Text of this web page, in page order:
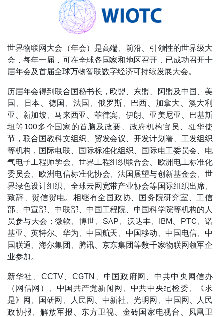
世界物联网大会（年会）是高端、前沿、引领性的世界级大
会，每年一届，可在全球各国家和地区召开，已成功召开十
届年会及首届全球万物智联数字经济可持续发展大会。
历届年会得到联合国秘书长，欧盟、东盟、阿盟及中国、美
国、日本、德国、法国、俄罗斯、巴西、加拿大、澳大利
亚、新加坡、马来西亚、菲律宾、伊朗、亚美尼亚、巴基斯
坦等100多个国家的首脑及政要、政府机构官员、驻华使
节，联合国教科文组织、贸发会议、开发计划署、工发组织
等机构，国际电联、国际标准化组织、国际电工委员会、电
气电子工程师学会、世界工程组织联合会、欧洲电工标准化
委员会、欧洲电信标准化协会、法国展望与创新基金会、世
界绿色设计组织、全球云网宽带产业协会等国际组织出席、
致辞、贺信贺电。相继有全国政协、国务院研究室、工信
部、中宣部、中联部、中国工程院、中国科学院等机构的人
员参与大会；微软、博世、SAP、沃达丰、IBM、PTC、诺
基亚、英特尔、华为、中国航天、中国移动、中国电信、中
国联通、海尔集团、腾讯、京东集团等数千家物联网领军企
业参加。
新华社、CCTV、CGTN、中国政府网、中共中央网信办
（网信网）、中国共产党新闻网、中共中央纪检委、《求
是》网、国研网、人民网、中新社、光明网、中国网、人民
政协报、解放军报、东方卫视、金砖国家电视台、凤凰卫